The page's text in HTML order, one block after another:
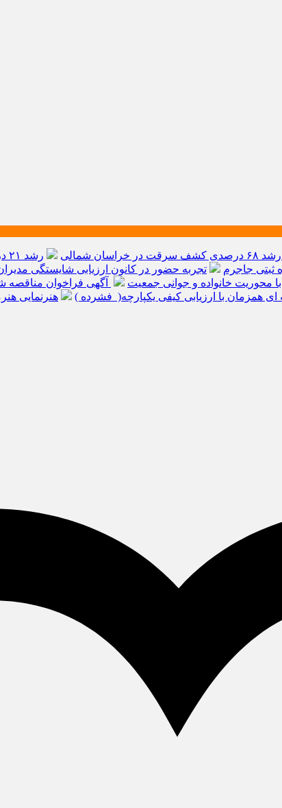
تجربه حضور در کانون ارزیابی شایستگی
محوریت خانواده و جوانی جمعیت
آگهی فراخوان
همزمان با ارزیابی کیفی یکپارچه( فشرده )
هنرنمایی